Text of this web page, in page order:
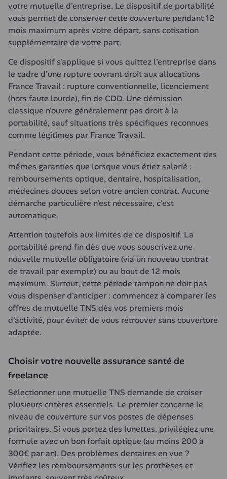
votre mutuelle d'entreprise. Le dispositif de portabilité
vous permet de conserver cette couverture pendant 12
mois maximum après votre départ, sans cotisation
supplémentaire de votre part.
Ce dispositif s'applique si vous quittez l'entreprise dans
le cadre d'une rupture ouvrant droit aux allocations
France Travail : rupture conventionnelle, licenciement
(hors faute lourde), fin de CDD. Une démission
classique n'ouvre généralement pas droit à la
portabilité, sauf situations très spécifiques reconnues
comme légitimes par France Travail.
Pendant cette période, vous bénéficiez exactement des
mêmes garanties que lorsque vous étiez salarié :
remboursements optique, dentaire, hospitalisation,
médecines douces selon votre ancien contrat. Aucune
démarche particulière n'est nécessaire, c'est
automatique.
Attention toutefois aux limites de ce dispositif. La
portabilité prend fin dès que vous souscrivez une
nouvelle mutuelle obligatoire (via un nouveau contrat
de travail par exemple) ou au bout de 12 mois
maximum. Surtout, cette période tampon ne doit pas
vous dispenser d'anticiper : commencez à comparer les
offres de mutuelle TNS dès vos premiers mois
d'activité, pour éviter de vous retrouver sans couverture
adaptée.
Choisir votre nouvelle assurance santé de
freelance
Sélectionner une mutuelle TNS demande de croiser
plusieurs critères essentiels. Le premier concerne le
niveau de couverture sur vos postes de dépenses
prioritaires. Si vous portez des lunettes, privilégiez une
formule avec un bon forfait optique (au moins 200 à
300€ par an). Des problèmes dentaires en vue ?
Vérifiez les remboursements sur les prothèses et